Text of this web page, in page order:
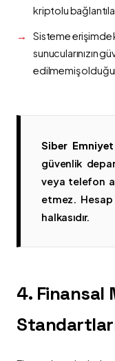
kriptolu
Sisteme erişimde
sunucularınızın
edilmemiş
Siber
güvenlik
veya telefon
etmez. Hesap
halkasıdır.
4. Finansal